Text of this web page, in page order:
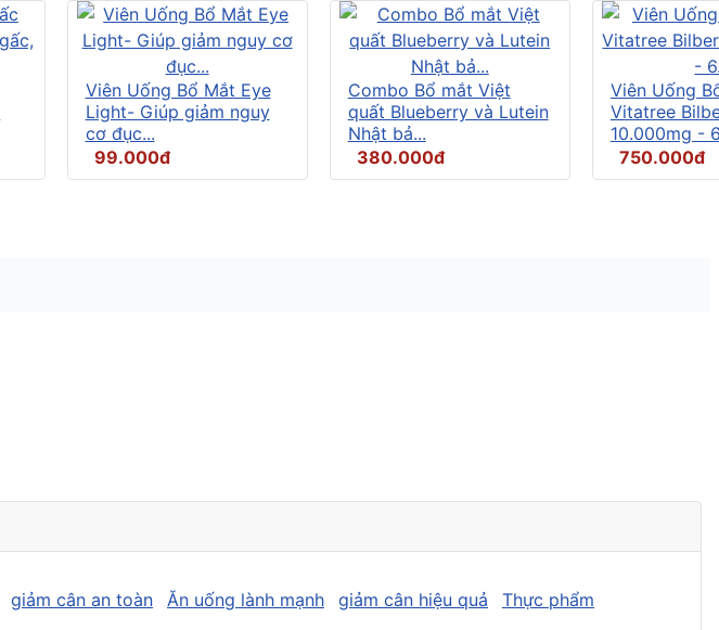
Viên Uống Bổ Mắt Eye
Light- Giúp giảm nguy
cơ đục...
99.000đ
Combo Bổ mắt Việt
quất Blueberry và Lutein
Nhật bả...
380.000đ
Viên Uống
Vitatree
10.000mg -
750.000đ
giảm cân an toàn Ăn uống lành mạnh giảm cân hiệu quả Thực phẩm